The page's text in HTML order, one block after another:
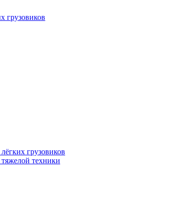
грузовиков
грузовиков
техники